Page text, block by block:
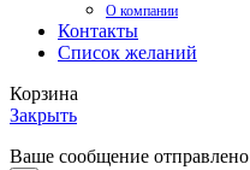
О компании
Контакты
Список желаний
Корзина
Закрыть
Ваше сообщение отправлено